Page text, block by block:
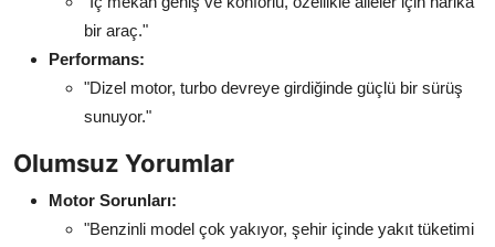
bir araç."
Performans:
"Dizel motor, turbo devreye girdiğinde güçlü bir sürüş
sunuyor."
Olumsuz Yorumlar
Motor Sorunları:
"Benzinli model çok yakıyor, şehir içinde yakıt tüketimi